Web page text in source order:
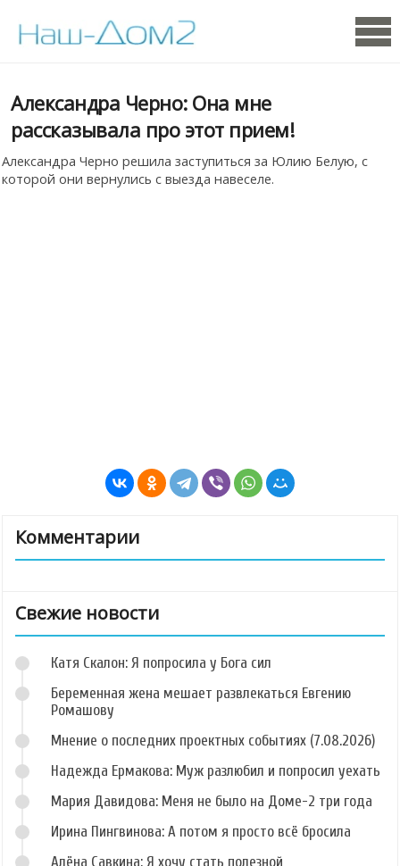
Александра Черно: Она мне
рассказывала про этот прием!
Александра Черно решила заступиться за Юлию Белую, с
которой они вернулись с выезда навеселе.
Комментарии
Свежие новости
Катя Скалон: Я попросила у Бога сил
Беременная жена мешает развлекаться Евгению
Ромашову
Мнение о последних проектных событиях (7.08.2026)
Надежда Ермакова: Муж разлюбил и попросил уехать
Мария Давидова: Меня не было на Доме-2 три года
Ирина Пингвинова: А потом я просто всё бросила
Алёна Савкина: Я хочу стать полезной